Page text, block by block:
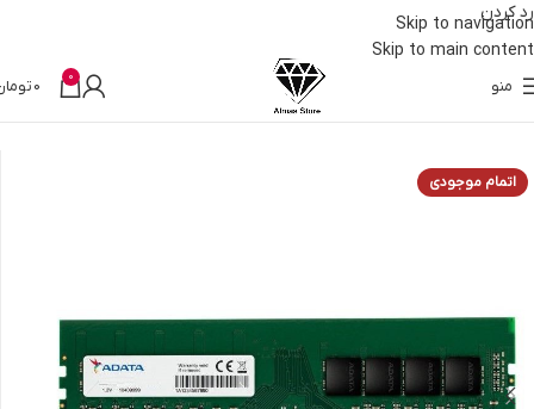
رد کردن
Skip to navigation
Skip to main content
منو 0
0
اتمام موجودی